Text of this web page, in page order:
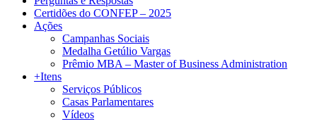
Certidões do CONFEP – 2025
Ações
Campanhas Sociais
Medalha Getúlio Vargas
Prêmio MBA – Master of Business Administration
+Itens
Serviços Públicos
Casas Parlamentares
Vídeos